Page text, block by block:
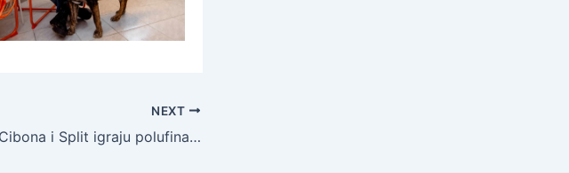
NEXT
KOŠARKA | Cibona i Split igraju polufinalni susret Kupa Krešimir Ćosić u Zaboku u petak, 14. veljače 2025. godine | Gdje gledati prijenos uživo?